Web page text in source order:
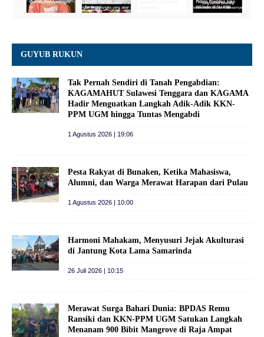
GUYUB RUKUN
Tak Pernah Sendiri di Tanah Pengabdian:
KAGAMAHUT Sulawesi Tenggara dan KAGAMA
Hadir Menguatkan Langkah Adik-Adik KKN-
PPM UGM hingga Tuntas Mengabdi
1 Agustus 2026 | 19:06
Pesta Rakyat di Bunaken, Ketika Mahasiswa,
Alumni, dan Warga Merawat Harapan dari Pulau
1 Agustus 2026 | 10:00
Harmoni Mahakam, Menyusuri Jejak Akulturasi
di Jantung Kota Lama Samarinda
26 Juli 2026 | 10:15
Merawat Surga Bahari Dunia: BPDAS Remu
Ransiki dan KKN-PPM UGM Satukan Langkah
Menanam 900 Bibit Mangrove di Raja Ampat